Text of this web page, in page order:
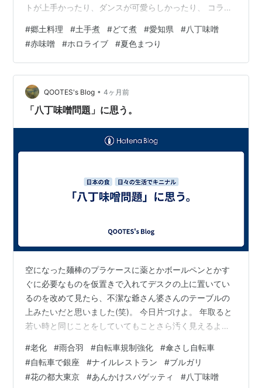
トが上手かったり、ダンスが可愛らしかったり、 コラボ
とにかく雑談が面白いと思っており、雑談配信をよく視
聴する。 ホロライブ1期生 夏色まつりさん そんな夏色ま
つりさんが、ちょっと前の雑談配信で故郷の料理を語り
はじめた。 愛知県出身の彼女、味噌カツからはじまり、
八丁味噌のうんちくを語り、 「どて煮食べた過ぎる！」
と、ふるさとの料理を語り…
#郷土料理 #土手煮 #どて煮 #愛知県 #八丁味噌
#赤味噌 #ホロライブ #夏色まつり
QOOTES's Blog • 4ヶ月前
「八丁味噌問題」に思う。
空になった麺棒のプラケースに薬とかボールペンとかす
ぐに必要なものを仮置きで入れてデスクの上に置いてい
るのを改めて見たら、不潔な爺さん婆さんのテーブルの
上みたいだと思いました(笑)。 今日片づけよ。 年取ると
若い時と同じことをしていてもことさら汚く見えるよう
けでもないので誰かがこれを見ることもないわけで、考
えすぎかなとも思ったり。やっぱり一人が快適だと痛感
する。 悩み多きお年頃だわ、うふん(キモい(笑))。 少し
#老化 #雨合羽 #自転車規制強化 #傘さし自転車
#自転車で銀座 #ナイルレストラン #ブルガリ
#花の都大東京 #あんかけスパゲッティ #八丁味噌